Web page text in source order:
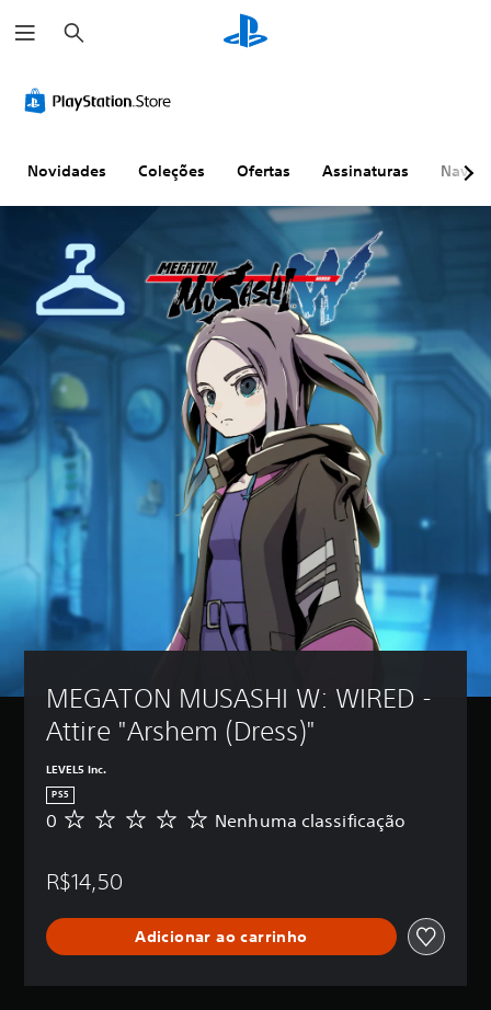
e
s
i
s
Novidades Coleções Ofertas Assinaturas
MEGATON MUSASHI W: WIRED -
Attire "Arshem (Dress)"
LEVEL5 Inc.
PS5
N
h
m
a
0 Nenhuma classificação
R$14,50
Adicionar ao carrinho